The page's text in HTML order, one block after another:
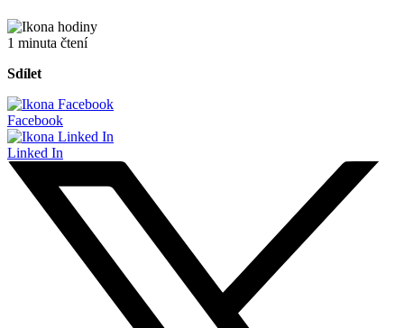
1 minuta čtení
Sdílet
Facebook
Linked In